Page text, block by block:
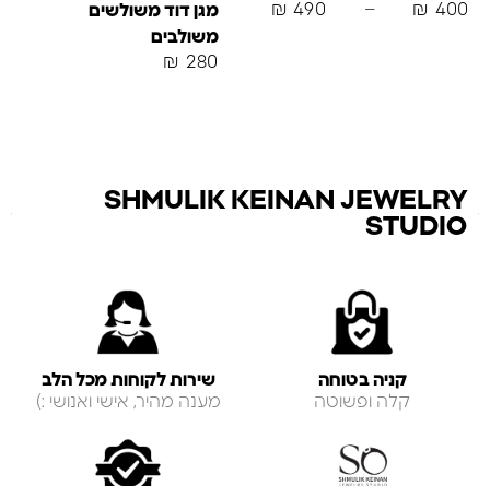
₪ 400
–
₪ 490
מגן דוד משולשים
משולבים
₪ 280
SHMULIK KEINAN JEWELRY
STUDIO
קניה בטוחה
קלה ופשוטה
שירות לקוחות מכל הלב
מענה מהיר, אישי ואנושי :)